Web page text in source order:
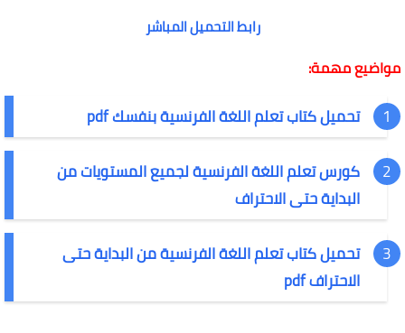
رابط التحميل المباشر
مواضيع مهمة:
تحميل كتاب تعلم اللغة الفرنسية بنفسك pdf
كورس تعلم اللغة الفرنسية لجميع المستويات من
البداية حتى الاحتراف
تحميل كتاب تعلم اللغة الفرنسية من البداية حتى
الاحتراف pdf